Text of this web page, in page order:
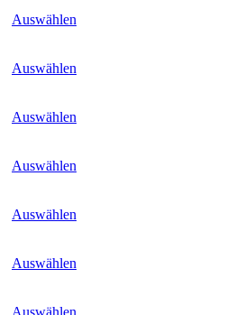
Auswählen
Auswählen
Auswählen
Auswählen
Auswählen
Auswählen
Auswählen